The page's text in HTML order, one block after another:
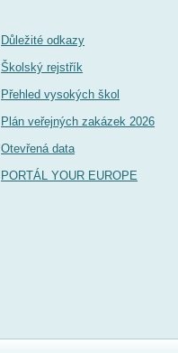
Důležité odkazy
Školský rejstřík
Přehled vysokých škol
Plán veřejných zakázek 2026
Otevřená data
PORTÁL YOUR EUROPE